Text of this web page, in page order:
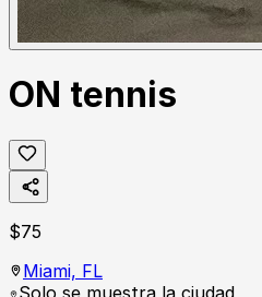
ON tennis
$75
Miami, FL
Solo se muestra la ciudad